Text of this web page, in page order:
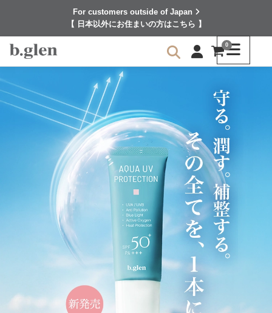
For customers outside of Japan
【 日本以外にお住まいの方はこちら 】
0